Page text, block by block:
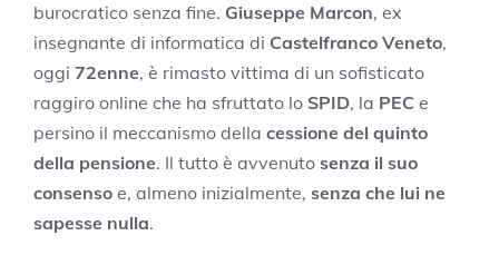
burocratico senza fine. Giuseppe Marcon, ex
insegnante di informatica di Castelfranco Veneto,
oggi 72enne, è rimasto vittima di un sofisticato
raggiro online che ha sfruttato lo SPID, la PEC e
persino il meccanismo della cessione del quinto
della pensione. Il tutto è avvenuto senza il suo
consenso e, almeno inizialmente, senza che lui ne
sapesse nulla.